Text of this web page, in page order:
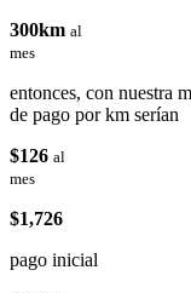
300km al
mes
entonces, con nuestra
de pago por km serían
$126 al
mes
$1,726
pago inicial